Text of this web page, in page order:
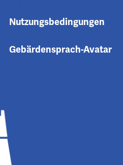
Nutzungsbedingungen
Gebärdensprach-Avatar